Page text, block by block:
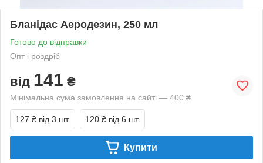
Бланідас Аеродезин, 250 мл
Готово до відправки
Опт і роздріб
від 141 ₴
Мінімальна сума замовлення на сайті — 400 ₴
127 ₴ від 3 шт. 120 ₴ від 6 шт.
Купити